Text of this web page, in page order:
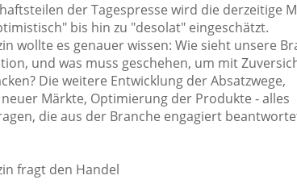
der Tagespresse wird die derzeitige
bis hin zu "desolat" eingeschätzt.
wollte es genauer wissen: Wie sieht unsere
und was muss geschehen, um mit
Die weitere Entwicklung der Absatzwege,
Märkte, Optimierung der Produkte - alles
die aus der Branche engagiert
fragt den Handel